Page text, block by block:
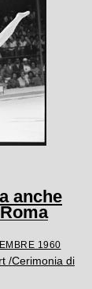
anche
1960
/Cerimonia di